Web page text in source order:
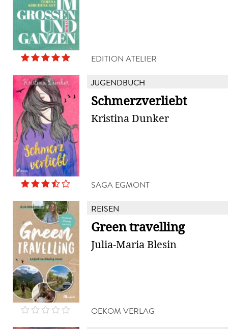
EDITION ATELIER
JUGENDBUCH
Schmerzverliebt
Kristina Dunker
SAGA EGMONT
REISEN
Green travelling
Julia-Maria Blesin
OEKOM VERLAG